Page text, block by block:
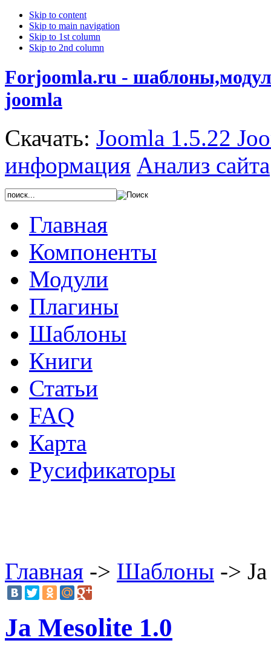
Skip to content
Skip to main navigation
Skip to 1st column
Skip to 2nd column
Forjoomla.ru -
joomla
Скачать: Joomla 1.5.22
информация Анализ сайта
Главная
Компоненты
Модули
Плагины
Шаблоны
Книги
Статьи
FAQ
Карта
Русификаторы
Главная -> Шаблоны ->
Ja Mesolite 1.0